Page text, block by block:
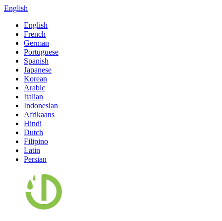
English
English
French
German
Portuguese
Spanish
Japanese
Korean
Arabic
Italian
Indonesian
Afrikaans
Hindi
Dutch
Filipino
Latin
Persian